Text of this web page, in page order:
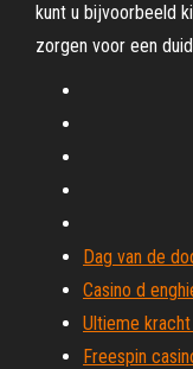
kunt u bijvoorbeeld
zorgen voor een
Dag van de
Casino d
Ultieme
Freespin